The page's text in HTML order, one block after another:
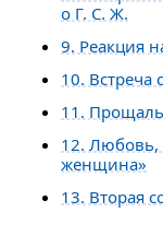
о Г. С. Ж.
9. Реакция
10. Встреча
11.
12. Любовь,
женщина»
13. Вторая